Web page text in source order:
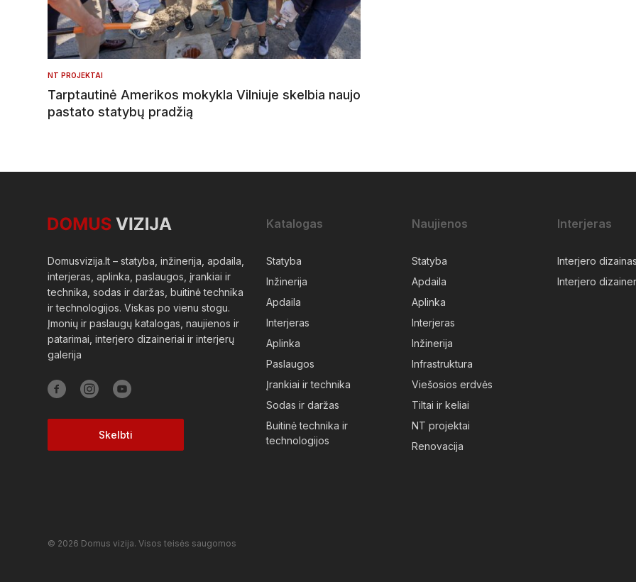
NT PROJEKTAI
Tarptautinė Amerikos mokykla Vilniuje skelbia naujo
pastato statybų pradžią
Domusvizija.lt – statyba, inžinerija, apdaila,
interjeras, aplinka, paslaugos, įrankiai ir
technika, sodas ir daržas, buitinė technika
ir technologijos. Viskas po vienu stogu.
Įmonių ir paslaugų katalogas, naujienos ir
patarimai, interjero dizaineriai ir interjerų
galerija
Skelbti
Katalogas
Statyba
Inžinerija
Apdaila
Interjeras
Aplinka
Paslaugos
Įrankiai ir technika
Sodas ir daržas
Buitinė technika ir
technologijos
Naujienos
Statyba
Apdaila
Aplinka
Interjeras
Inžinerija
Infrastruktura
Viešosios erdvės
Tiltai ir keliai
NT projektai
Renovacija
Interjeras
Interjero dizainas
Interjero
© 2026 Domus vizija. Visos teisės saugomos